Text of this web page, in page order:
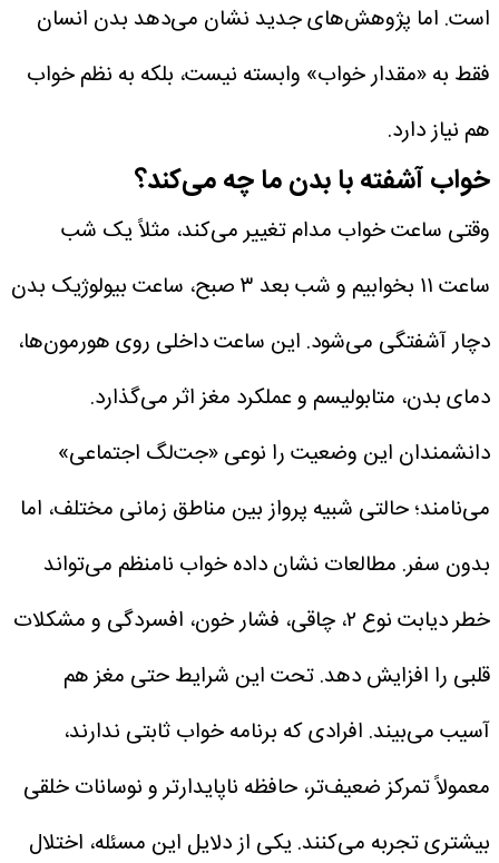
است. اما پژوهش‌های جدید نشان می‌دهد بدن انسان
فقط به «مقدار خواب» وابسته نیست، بلکه به نظم خواب
هم نیاز دارد.
خواب آشفته با بدن ما چه می‌کند؟
وقتی ساعت خواب مدام تغییر می‌کند، مثلاً یک شب
ساعت ۱۱ بخوابیم و شب بعد ۳ صبح، ساعت بیولوژیک بدن
دچار آشفتگی می‌شود. این ساعت داخلی روی هورمون‌ها،
دمای بدن، متابولیسم و عملکرد مغز اثر می‌گذارد.
دانشمندان این وضعیت را نوعی «جت‌لگ اجتماعی»
می‌نامند؛ حالتی شبیه پرواز بین مناطق زمانی مختلف، اما
بدون سفر. مطالعات نشان داده خواب نامنظم می‌تواند
خطر دیابت نوع ۲، چاقی، فشار خون، افسردگی و مشکلات
قلبی را افزایش دهد.تحت این شرایط حتی مغز هم
آسیب می‌بیند. افرادی که برنامه خواب ثابتی ندارند،
معمولاً تمرکز ضعیف‌تر، حافظه ناپایدارتر و نوسانات خلقی
بیشتری تجربه می‌کنند. یکی از دلایل این مسئله، اختلال